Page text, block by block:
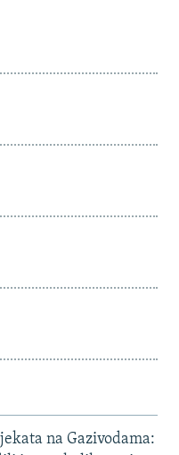
na Gazivodama: